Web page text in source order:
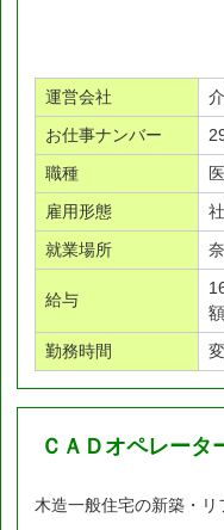
運営会社
お仕事ナンバー
職種
雇用形態
就業場所
給与
勤務時間
ＣＡＤオペレータ
木造一般住宅の新築・リ